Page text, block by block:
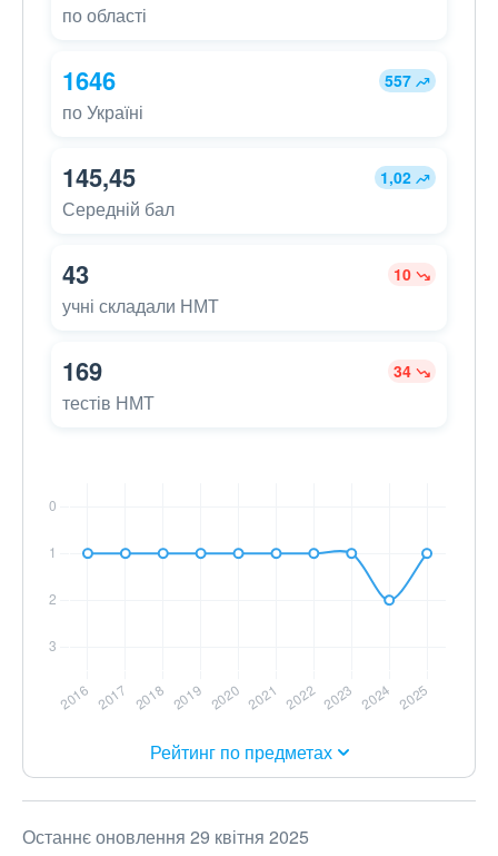
по області
1646 557
по Україні
145,45 1,02
Середній бал
43 10
учні складали НМТ
169 34
тестів НМТ
Рейтинг по предметах
Останнє оновлення 29 квітня 2025